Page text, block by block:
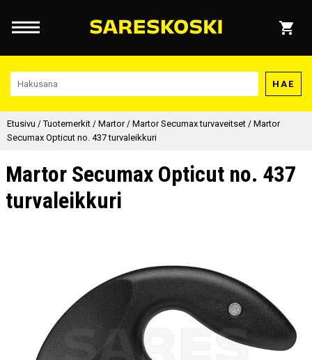
HAE
Etusivu /Tuotemerkit / Martor/ Martor Secumax turvaveitset / Martor
Secumax Opticut no. 437 turvaleikkuri
Martor Secumax Opticut no. 437
turvaleikkuri